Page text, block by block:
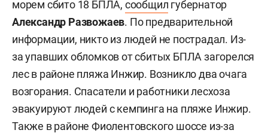
морем сбито 18 БПЛА, сообщил губернатор
Александр Развожаев. По предварительной
информации, никто из людей не пострадал. Из-
за упавших обломков от сбитых БПЛА загорелся
лес в районе пляжа Инжир. Возникло два очага
возгорания. Спасатели и работники лесхоза
эвакуируют людей с кемпинга на пляже Инжир.
Также в районе Фиолентовского шоссе из-за